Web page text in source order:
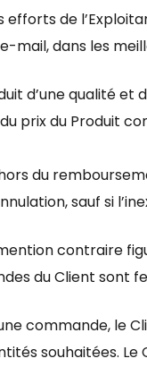
efforts de
mail, dans les
d’une qualité
prix du Produit
du
sauf si
contraire
du Client sont
commande, le
souhaitées.